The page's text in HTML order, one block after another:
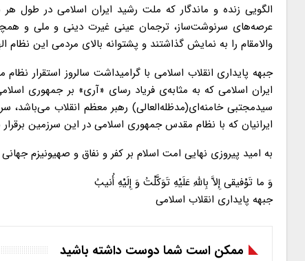
الگویی زنده و ماندگار که ملت رشید ایران اسلامی در
عرصه‌های سرنوشت‌ساز، ترجمان عینی غیرت دینی و ملی و
والامقام را به نمایش گذاشتند و پشتوانه بالای مردمی این
جبهه پایداری انقلاب اسلامی با گرامیداشت سالروز استقرار
ایران اسلامی که به مثابه‌ی فریاد رسای «آری» بر جمهوری
سیدمجتبی خامنه‌ای(مدظله‌العالی) رهبر معظم انقلاب می‌باشد،
ایرانیان که با نظام مقدس جمهوری اسلامی در این سرزمین
به امید پیروزی نهایی امت اسلام بر کفر و نفاق و صهیونیزم جهانی
وَ ما تَوْفیقی إِلاَّ بِاللهِ‌ عَلَیْهِ تَوَکَّلْتُ وَ إِلَیْهِ أُنیبُ
جبهه پایداری انقلاب اسلامی
ممکن است شما دوست داشته باشید